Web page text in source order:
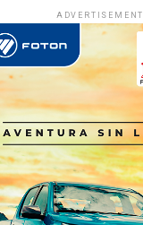
ADVERTISEMENT